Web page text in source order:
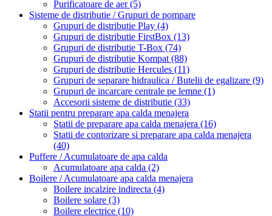
Purificatoare de aer(5)
Sisteme de distributie / Grupuri de pompare
Grupuri de distributie Play (4)
Grupuri de distributie FirstBox (13)
Grupuri de distributie T-Box (74)
Grupuri de distributie Kompat (88)
Grupuri de distributie Hercules (11)
Grupuri de separare hidraulica / Butelii de egalizare (9)
Grupuri de incarcare centrale pe lemne (1)
Accesorii sisteme de distributie (33)
Statii pentru preparare apa calda menajera
Statii de preparare apa calda menajera (16)
Statii de contorizare si preparare apa calda menajera
(40)
Puffere / Acumulatoare de apa calda
Acumulatoare apa calda (2)
Boilere / Acumulatoare apa calda menajera
Boilere incalzire indirecta (4)
Boilere solare (3)
Boilere electrice (10)